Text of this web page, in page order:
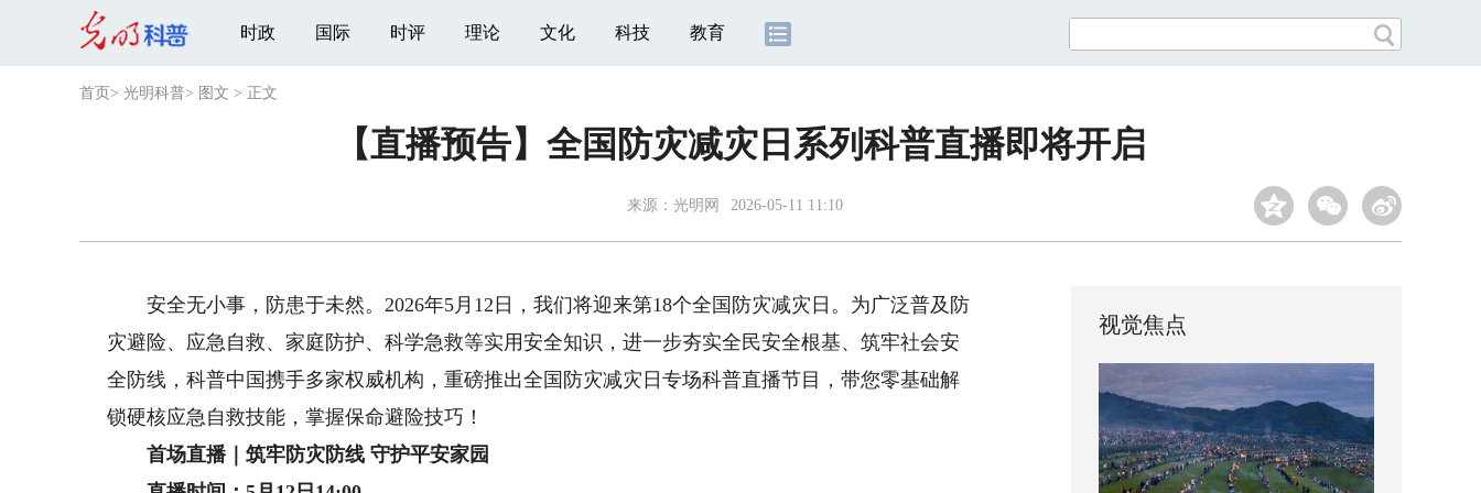
时政 国际 时评 理论 文化 科技 教育
首页 > 光明科普> 图文 > 正文
【直播预告】全国防灾减灾日系列科普直播即将开启
来源： 光明网 2026-05-11 11:10
安全无小事，防患于未然。2026年5月12日，我们将迎来第18个全国防灾减灾日。为广泛普及防
灾避险、应急自救、家庭防护、科学急救等实用安全知识，进一步夯实全民安全根基、筑牢社会安
全防线，科普中国携手多家权威机构，重磅推出全国防灾减灾日专场科普直播节目，带您零基础解
锁硬核应急自救技能，掌握保命避险技巧！
首场直播｜筑牢防灾防线 守护平安家园
视觉焦点